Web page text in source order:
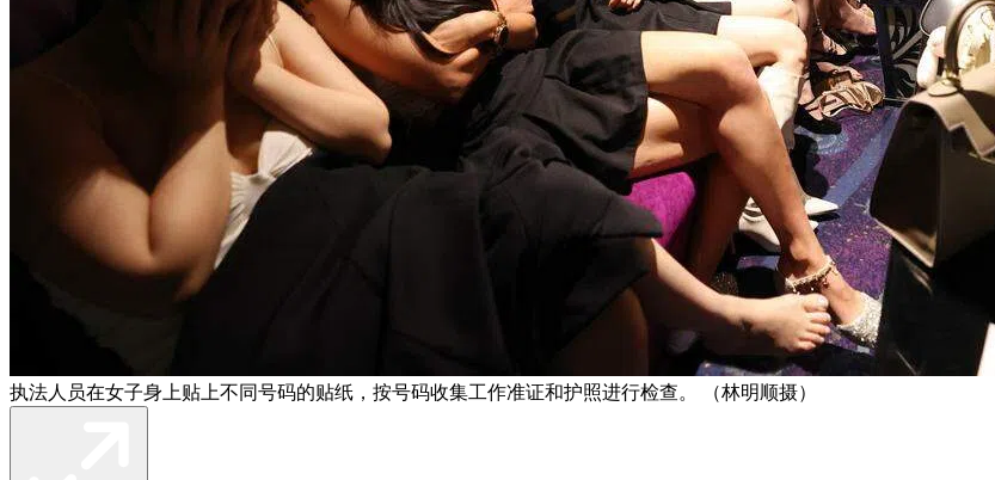
执法人员在女子身上贴上不同号码的贴纸，按号码收集工作准证和护照进行检查。 （林明顺摄）